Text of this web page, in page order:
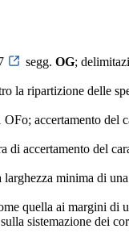
segg. OG;
la ripartizione delle
accertamento del
di accertamento del
minima di
quella ai margini di
sistemazione dei